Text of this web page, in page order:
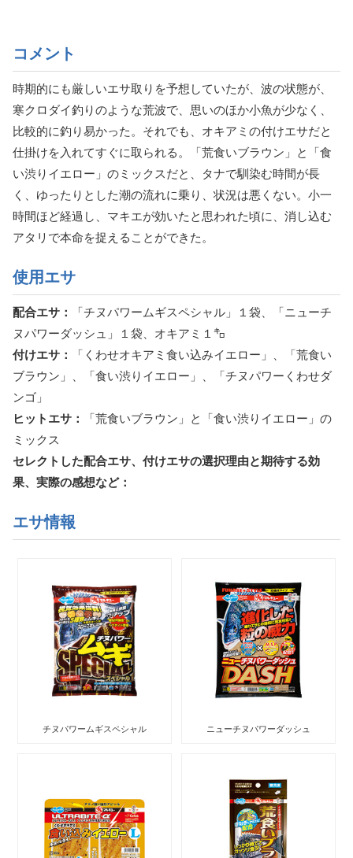
コメント
時期的にも厳しいエサ取りを予想していたが、波の状態が、
寒クロダイ釣りのような荒波で、思いのほか小魚が少なく、
比較的に釣り易かった。それでも、オキアミの付けエサだと
仕掛けを入れてすぐに取られる。「荒食いブラウン」と「食
い渋りイエロー」のミックスだと、タナで馴染む時間が長
く、ゆったりとした潮の流れに乗り、状況は悪くない。小一
時間ほど経過し、マキエが効いたと思われた頃に、消し込む
アタリで本命を捉えることができた。
使用エサ
配合エサ：
「チヌパワームギスペシャル」１袋、「ニューチ
ヌパワーダッシュ」１袋、オキアミ１㌔
付けエサ：
「くわせオキアミ食い込みイエロー」、「荒食い
ブラウン」、「食い渋りイエロー」、「チヌパワーくわせダ
ンゴ」
ヒットエサ：
「荒食いブラウン」と「食い渋りイエロー」の
ミックス
セレクトした配合エサ、付けエサの選択理由と期待する効
果、実際の感想など：
エサ情報
チヌパワームギスペシャル ニューチヌパワーダッシュ